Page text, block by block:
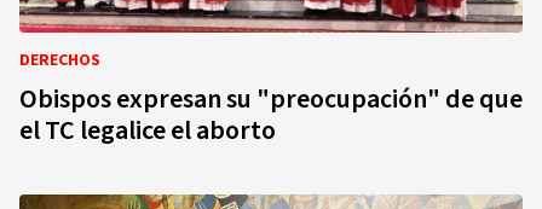
DERECHOS
Obispos expresan su "preocupación" de que
el TC legalice el aborto